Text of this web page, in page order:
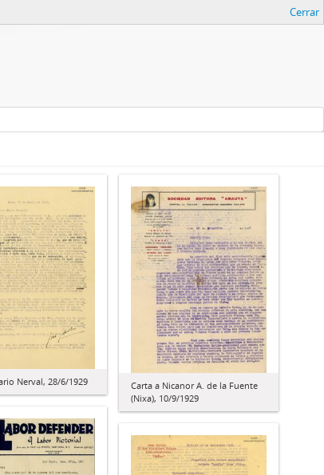
Cerrar
Nerval, 28/6/1929
Carta a Nicanor A. de la Fuente
(Nixa), 10/9/1929